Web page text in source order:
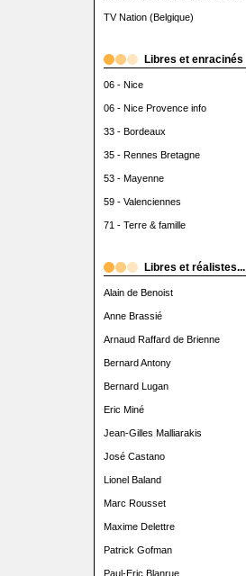
TV Nation (Belgique)
Libres et enracinés
06 - Nice
06 - Nice Provence info
33 - Bordeaux
35 - Rennes Bretagne
53 - Mayenne
59 - Valenciennes
71 - Terre & famille
Libres et réalistes...
Alain de Benoist
Anne Brassié
Arnaud Raffard de Brienne
Bernard Antony
Bernard Lugan
Eric Miné
Jean-Gilles Malliarakis
José Castano
Lionel Baland
Marc Rousset
Maxime Delettre
Patrick Gofman
Paul-Eric Blanrue